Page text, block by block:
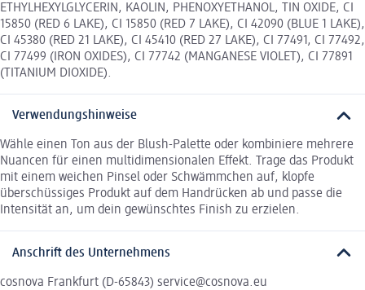
ETHYLHEXYLGLYCERIN, KAOLIN, PHENOXYETHANOL, TIN OXIDE, CI
15850 (RED 6 LAKE), CI 15850 (RED 7 LAKE), CI 42090 (BLUE 1 LAKE),
CI 45380 (RED 21 LAKE), CI 45410 (RED 27 LAKE), CI 77491, CI 77492,
CI 77499 (IRON OXIDES), CI 77742 (MANGANESE VIOLET), CI 77891
(TITANIUM DIOXIDE).
Verwendungshinweise
Wähle einen Ton aus der Blush-Palette oder kombiniere mehrere
Nuancen für einen multidimensionalen Effekt. Trage das Produkt
mit einem weichen Pinsel oder Schwämmchen auf, klopfe
überschüssiges Produkt auf dem Handrücken ab und passe die
Intensität an, um dein gewünschtes Finish zu erzielen.
Anschrift des Unternehmens
cosnova Frankfurt (D-65843) service@cosnova.eu